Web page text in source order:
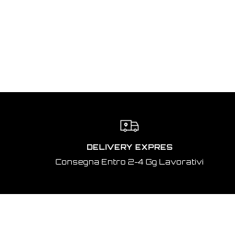
DELIVERY EXPRES
Consegna Entro 2-4 Gg Lavorativi